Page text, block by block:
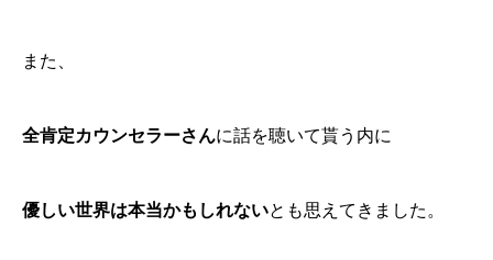
また、
全肯定カウンセラーさんに話を聴いて貰う内に
優しい世界は本当かもしれないとも思えてきました。